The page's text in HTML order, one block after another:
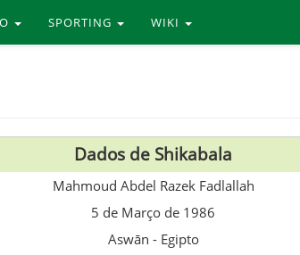
SPORTING WIKI
Dados de Shikabala
Mahmoud Abdel Razek Fadlallah
5 de Março de 1986
Aswān - Egipto